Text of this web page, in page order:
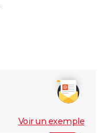
Voir un exemple